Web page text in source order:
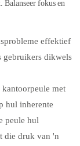
Balanseer fokus en
effektief
gebruikers dikwels
met
hul inherente
peule hul
die druk van 'n